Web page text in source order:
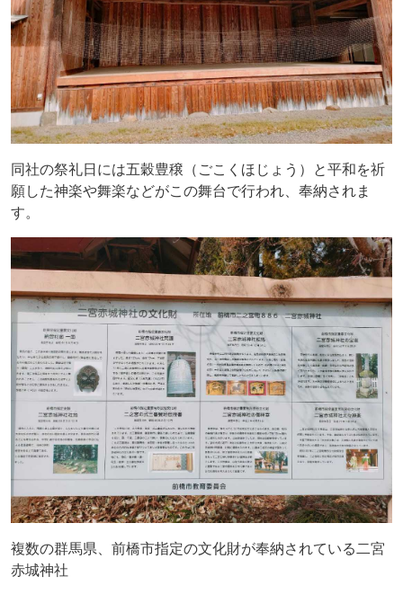
同社の祭礼日には五穀豊穣（ごこくほじょう）と平和を祈
願した神楽や舞楽などがこの舞台で行われ、奉納されま
す。
複数の群馬県、前橋市指定の文化財が奉納されている二宮
赤城神社